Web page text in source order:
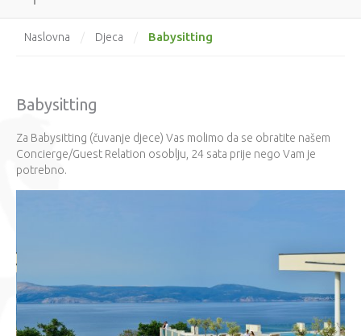
Naslovna / Djeca / Babysitting
Babysitting
Za Babysitting (čuvanje djece) Vas molimo da se obratite našem
Concierge/Guest Relation osoblju, 24 sata prije nego Vam je
potrebno.